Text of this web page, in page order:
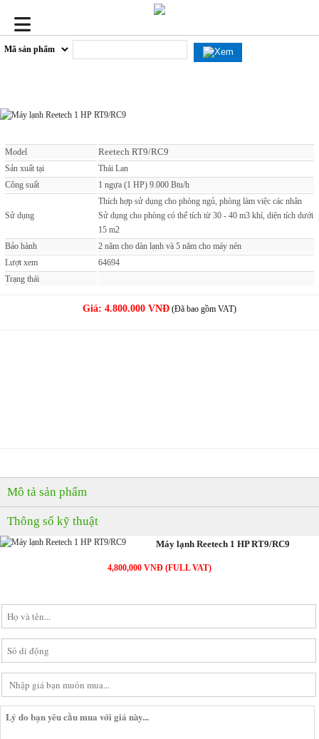
Model Reetech RT9/RC9
Sản xuất tại
Thái Lan
Công suất
1 ngựa (1 HP) 9.000 Btu/h
Sử dụng
Thích hợp sử dụng cho phòng ngủ, phòng làm việc các nhân
Sử dụng cho phòng có thể tích từ 30 - 40 m3 khí, diện tích dưới
15 m2
Bảo hành
2 năm cho dàn lạnh và 5 năm cho máy nén
Lượt xem
64694
Trạng thái
Giá: 4.800.000 VNĐ (Đã bao gồm VAT)
Mô tả sản phẩm
Thông số kỹ thuật
Máy lạnh Reetech 1 HP RT9/RC9
4,800,000 VNĐ (FULL VAT)